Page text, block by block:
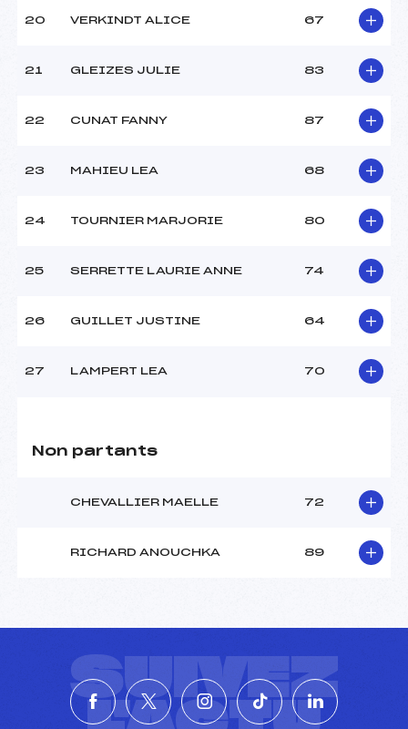
20 VERKINDT ALICE 67
21 GLEIZES JULIE 83
22 CUNAT FANNY 87
23 MAHIEU LEA 68
24 TOURNIER MARJORIE 80
25 SERRETTE LAURIE ANNE 74
26 GUILLET JUSTINE 64
27 LAMPERT LEA 70
Non partants
CHEVALLIER MAELLE 72
RICHARD ANOUCHKA 89
SUIVEZ